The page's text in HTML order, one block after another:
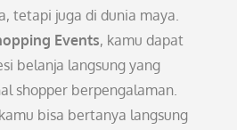
tetapi juga di dunia maya.
Events, kamu dapat
belanja langsung yang
shopper berpengalaman.
bisa bertanya langsung